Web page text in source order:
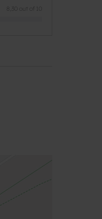
8,30 out of 10